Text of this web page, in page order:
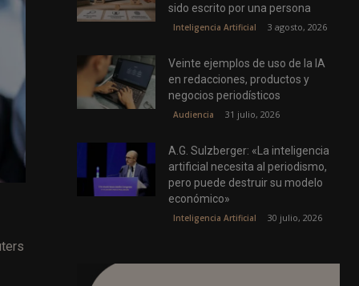
sido escrito por una persona
Inteligencia Artificial 3 agosto, 2026
Veinte ejemplos de uso de la IA
en redacciones, productos y
negocios periodísticos
Audiencia 31 julio, 2026
A.G. Sulzberger: «La inteligencia
artificial necesita al periodismo,
pero puede destruir su modelo
económico»
Inteligencia Artificial 30 julio, 2026